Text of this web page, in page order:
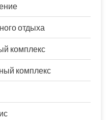
отдыха
комплекс
комплекс